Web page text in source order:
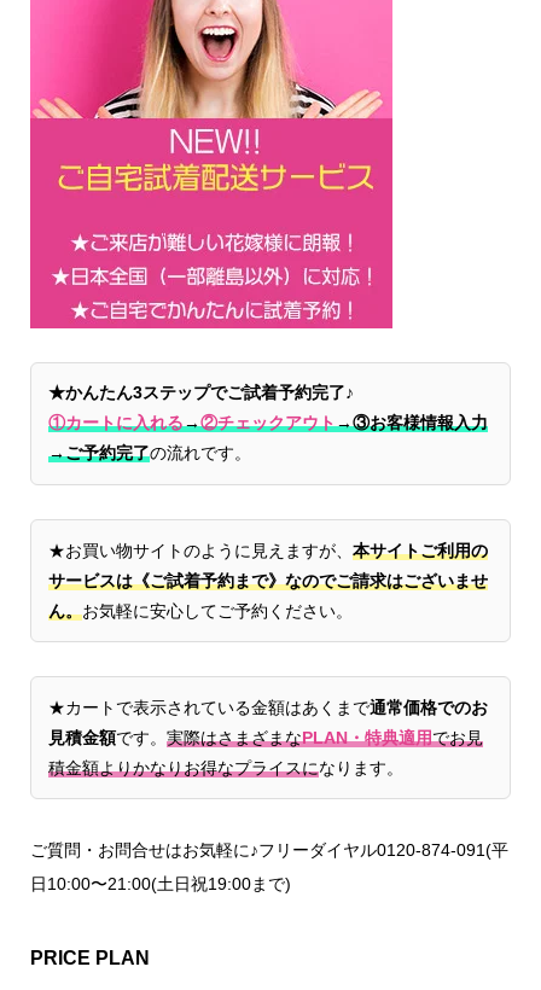
★かんたん3ステップでご試着予約完了♪
①カートに入れる→②チェックアウト→③お客様情報入力
→ご予約完了の流れです。
★お買い物サイトのように見えますが、 本サイトご利用の
サービスは《ご試着予約まで》なのでご請求はございませ
ん。お気軽に安心してご予約ください。
★カートで表示されている金額はあくまで通常価格でのお
見積金額です。 実際はさまざまなPLAN・特典適用でお見
積金額よりかなりお得なプライスになります。
ご質問・お問合せはお気軽に♪フリーダイヤル0120-874-091(平
日10:00〜21:00(土日祝19:00まで)
PRICE PLAN